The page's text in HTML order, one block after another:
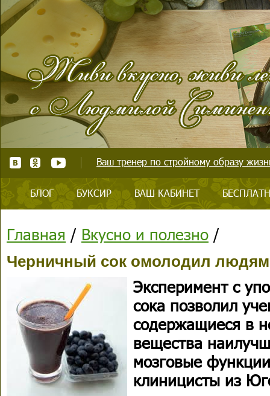
Ваш тренер по стройному образу
БЛОГ БУКСИР ВАШ КАБИНЕТ
Главная / Вкусно и полезно /
Черничный сок омолодил людям
Эксперимент с
сока позволил
содержащиеся в
вещества
мозговые
клиницисты из